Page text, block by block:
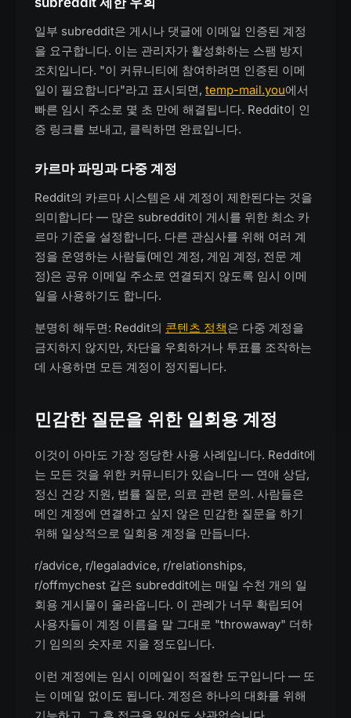
일부 subreddit은 게시나 댓글에 이메일 인증된 계정
을 요구합니다. 이는 관리자가 활성화하는 스팸 방지
조치입니다. "이 커뮤니티에 참여하려면 인증된 이메
일이 필요합니다"라고 표시되면, temp-mail.you에서
빠른 임시 주소로 몇 초 만에 해결됩니다. Reddit이 인
증 링크를 보내고, 클릭하면 완료입니다.
카르마 파밍과 다중 계정
Reddit의 카르마 시스템은 새 계정이 제한된다는 것을
의미합니다 — 많은 subreddit이 게시를 위한 최소 카
르마 기준을 설정합니다. 다른 관심사를 위해 여러 계
정을 운영하는 사람들(메인 계정, 게임 계정, 전문 계
정)은 공유 이메일 주소로 연결되지 않도록 임시 이메
일을 사용하기도 합니다.
분명히 해두면: Reddit의 콘텐츠 정책은 다중 계정을
금지하지 않지만, 차단을 우회하거나 투표를 조작하는
데 사용하면 모든 계정이 정지됩니다.
민감한 질문을 위한 일회용 계정
이것이 아마도 가장 정당한 사용 사례입니다. Reddit에
는 모든 것을 위한 커뮤니티가 있습니다 — 연애 상담,
정신 건강 지원, 법률 질문, 의료 관련 문의. 사람들은
메인 계정에 연결하고 싶지 않은 민감한 질문을 하기
위해 일상적으로 일회용 계정을 만듭니다.
r/advice, r/legaladvice, r/relationships,
r/offmychest 같은 subreddit에는 매일 수천 개의 일
회용 게시물이 올라옵니다. 이 관례가 너무 확립되어
사용자들이 계정 이름을 말 그대로 "throwaway" 더하
기 임의의 숫자로 지을 정도입니다.
이런 계정에는 임시 이메일이 적절한 도구입니다 — 또
는 이메일 없이도 됩니다. 계정은 하나의 대화를 위해